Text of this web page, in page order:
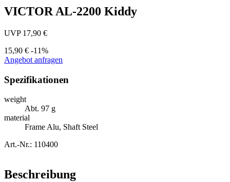
VICTOR AL-2200 Kiddy
UVP 17,90 €
15,90 € -11%
Angebot anfragen
Spezifikationen
weight
Abt. 97 g
material
Frame Alu, Shaft Steel
Art.-Nr.: 110400
Beschreibung